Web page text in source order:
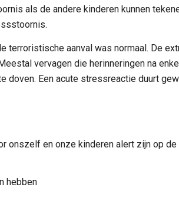
als de andere kinderen kunnen
aanval was normaal. De
vervagen die herinneringen na
doven. Een acute stressreactie duurt
onszelf en onze kinderen alert zijn op
hebben